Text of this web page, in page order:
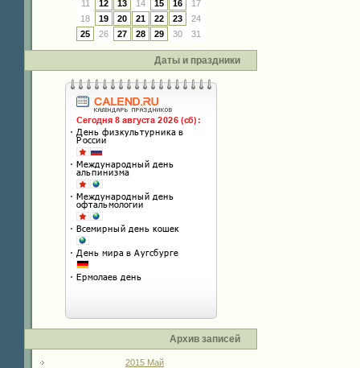
11
12 13 14 15 16
17
18
19 20 21 22 23
24
25
26 27 28 29 30 31
Даты и праздники
Архив записей
2015 Май